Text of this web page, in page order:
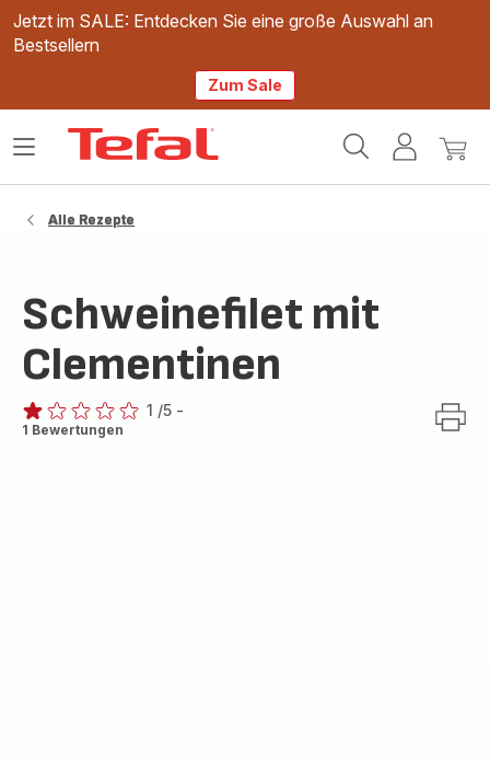
Jetzt im SALE: Entdecken Sie eine große Auswahl an
Bestsellern
Zum Sale
Mein
Mein
Das
Alle Rezepte
Schweinefilet mit
Clementinen
Bewertung
1 /5 -
1 Bewertungen